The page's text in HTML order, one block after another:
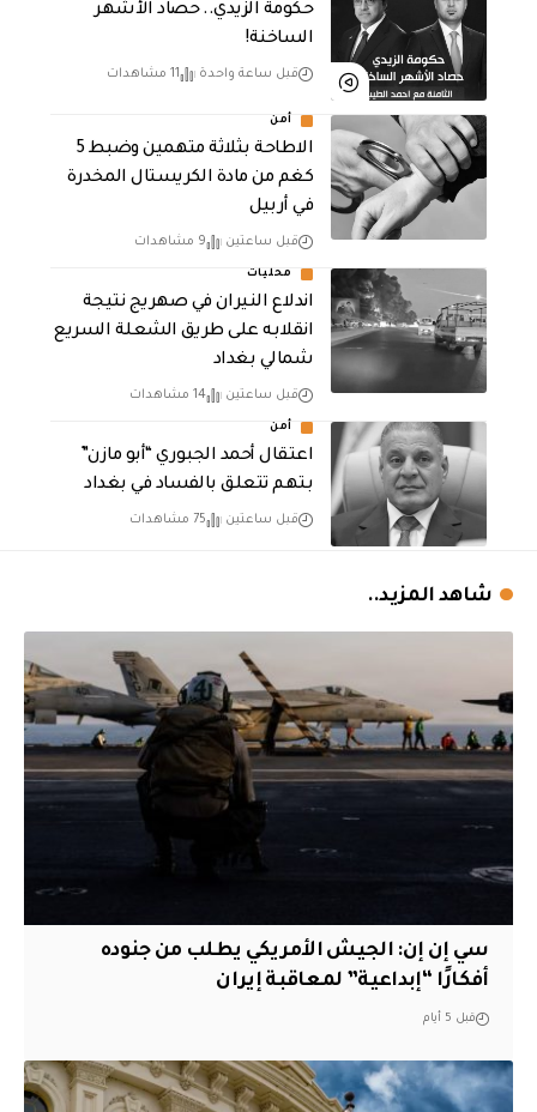
حكومة الزيدي.. حصاد الأشهر
الساخنة!
قبل ساعة واحدة 11 مشاهدات
أمن
الاطاحة بثلاثة متهمين وضبط 5
كغم من مادة الكريستال المخدرة ​
في أربيل
قبل ساعتين 9 مشاهدات
محليات
اندلاع النيران في صهريج نتيجة
انقلابه على طريق الشعلة السريع
شمالي بغداد
قبل ساعتين 14 مشاهدات
أمن
اعتقال أحمد الجبوري “أبو مازن”
بتهم تتعلق بالفساد في بغداد
قبل ساعتين 75 مشاهدات
شاهد المزيد..
سي إن إن: الجيش الأمريكي يطلب من جنوده
أفكارًا “إبداعية” لمعاقبة إيران
قبل 5 أيام